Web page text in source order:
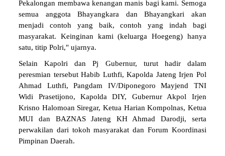
semua anggota Bhayangkara dan Bhayangkari akan
menjadi contoh yang baik, contoh yang indah bagi
masyarakat. Keinginan kami (keluarga Hoegeng) hanya
satu, titip Polri," ujarnya.
peresmian tersebut Habib Luthfi, Kapolda Jateng Irjen Pol
Ahmad Luthfi, Pangdam IV/Diponegoro Mayjend TNI
Widi Prasetijono, Kapolda DIY, Gubernur Akpol Irjen
Krisno Halomoan Siregar, Ketua Harian Kompolnas, Ketua
MUI dan BAZNAS Jateng KH Ahmad Darodji, serta
perwakilan dari tokoh masyarakat dan Forum Koordinasi
Pimpinan Daerah.